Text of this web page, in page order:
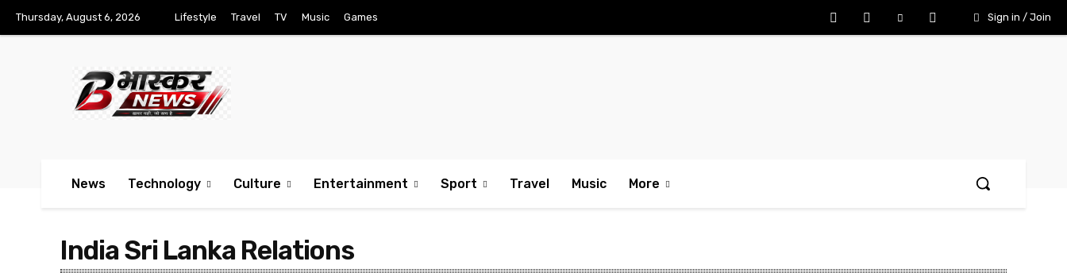
Thursday, August 6, 2026 Lifestyle Travel TV Music Games Sign in / Join
News Technology Culture Entertainment Sport Travel Music More
India Sri Lanka Relations